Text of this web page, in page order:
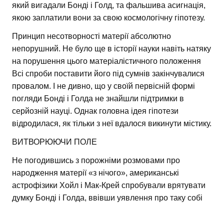
який вигадали Бонді і Голд, та фальшива асигнація,
якою заплатили вони за свою космологічну гіпотезу.
Принцип несотворності матерії абсолютно
непорушний. Не було ще в історії науки навіть натяку
на порушення цього матеріалістичного положення
Всі спроби поставити його під сумнів закінчувалися
провалом. І не дивно, що у своїй первісній формі
погляди Бонді і Голда не знайшли підтримки в
серйозній науці. Однак головна ідея гіпотези
відродилася, як тільки з неї вдалося викинути містику.
ВИТВОРЮЮЧИ ПОЛЕ
Не погодившись з порожніми розмовами про
народження матерії «з нічого», американські
астрофізики Хойл і Мак-Крей спробували врятувати
думку Бонді і Голда, ввівши уявлення про таку собі